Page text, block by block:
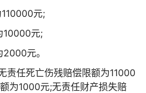
元;
10000元;
元。
责任死亡伤残赔偿限额为11000
为1000元;无责任财产损失赔